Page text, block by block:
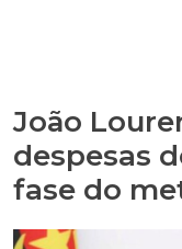
João
despesas
fase do